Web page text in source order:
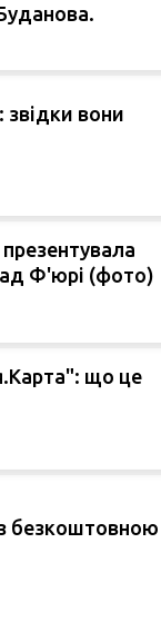
звідки вони
Ф'юрі (фото)
що це
безкоштовною